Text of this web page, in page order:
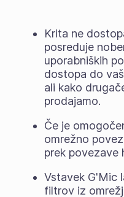
Krita ne
posreduje
uporabniških
dostopa do
ali kako
prodajamo.
Če je
omrežno
prek povezave
Vstavek G'Mic
filtrov iz